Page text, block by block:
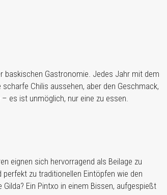
baskischen Gastronomie. Jedes Jahr mit dem
Chilis aussehen, aber den Geschmack,
es ist unmöglich, nur eine zu essen.
eignen sich hervorragend als Beilage zu
zu traditionellen Eintöpfen wie den
Ein Pintxo in einem Bissen, aufgespießt